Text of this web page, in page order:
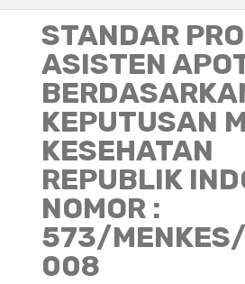
STANDAR
ASISTEN
KEPUTUSAN
KESEHATAN
REPUBLIK
NOMOR :
573/
008